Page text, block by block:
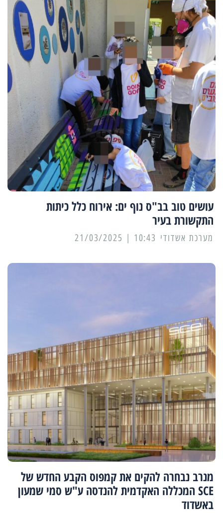
עושים טוב בב"ס נוף ים: אירוח כלל כיתות
התקשורת בעיר
מערכת אשדודי 10:43 | 21/03/2025
מנרב נבחרה להקים את קמפוס הקבע החדש של
SCE המכללה האקדמית להנדסה ע"ש סמי שמעון
באשדוד